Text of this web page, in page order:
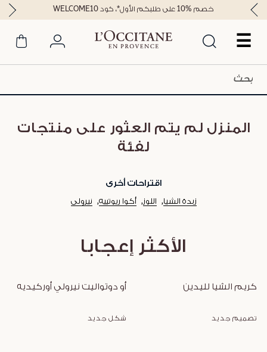
☰
خصم %10 على طلبكم الأول*، كود WELCOME10
المنزل لم يتم العثور على منتجات
لفئة
اقتراحات أخرى
زبدة الشيا اللوز أكوا ريوتييه نيرولي
الأكثر إعجابا
كريم الشيا لليدين
تصميم جديد
أو دوتواليت نيرولي أوركيديه
شكل جديد